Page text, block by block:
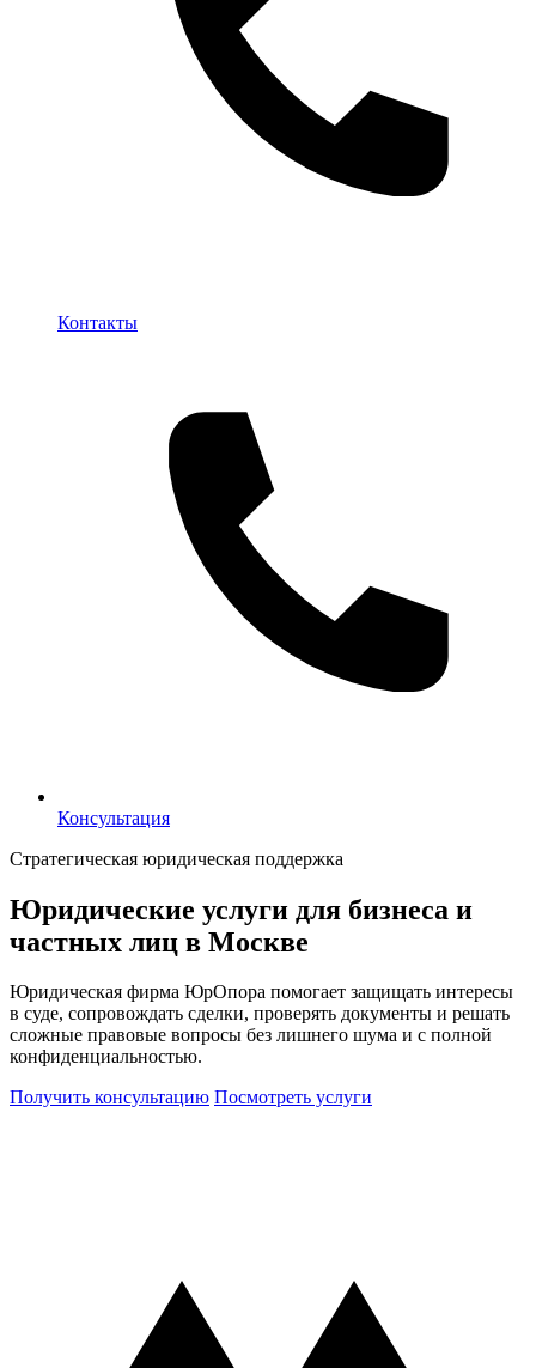
Контакты
Контакты
Консультация
Консультация
Стратегическая юридическая поддержка
Юридические услуги для бизнеса и
частных лиц в Москве
Юридическая фирма ЮрОпора помогает защищать интересы
в суде, сопровождать сделки, проверять документы и решать
сложные правовые вопросы без лишнего шума и с полной
конфиденциальностью.
Получить консультацию Посмотреть услуги